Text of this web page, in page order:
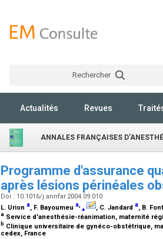
Rechercher
Actualités Revues
ANNALES FRANÇAISES
Programme d'assurance
après lésions périnéales
Doi : 10.1016/j.annfar.2004.09.010
L. Urion a, F. Bayoumeu a,⁎ , C. Jandard a, B.
a Service d'anesthésie-réanimation, maternité
b Clinique universitaire de gynéco-obstétrique,
cedex, France